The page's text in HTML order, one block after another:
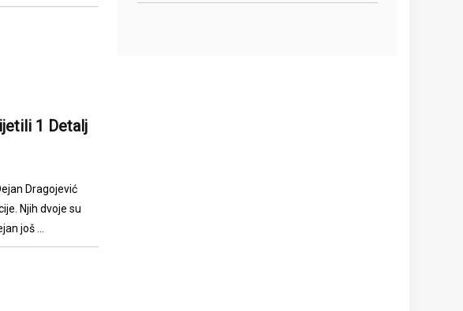
1 Detalj
Dragojević
Njih dvoje su
još ...